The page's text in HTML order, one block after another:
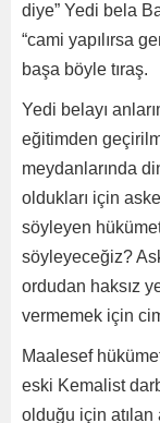
diye” Yedi bela
“cami yapılırsa
başa böyle tıraş.
Yedi belayı
eğitimden
meydanlarında
oldukları için
söyleyen
söyleyeceğiz?
ordudan haksız
vermemek için
Maalesef
eski Kemalist
olduğu için atılan